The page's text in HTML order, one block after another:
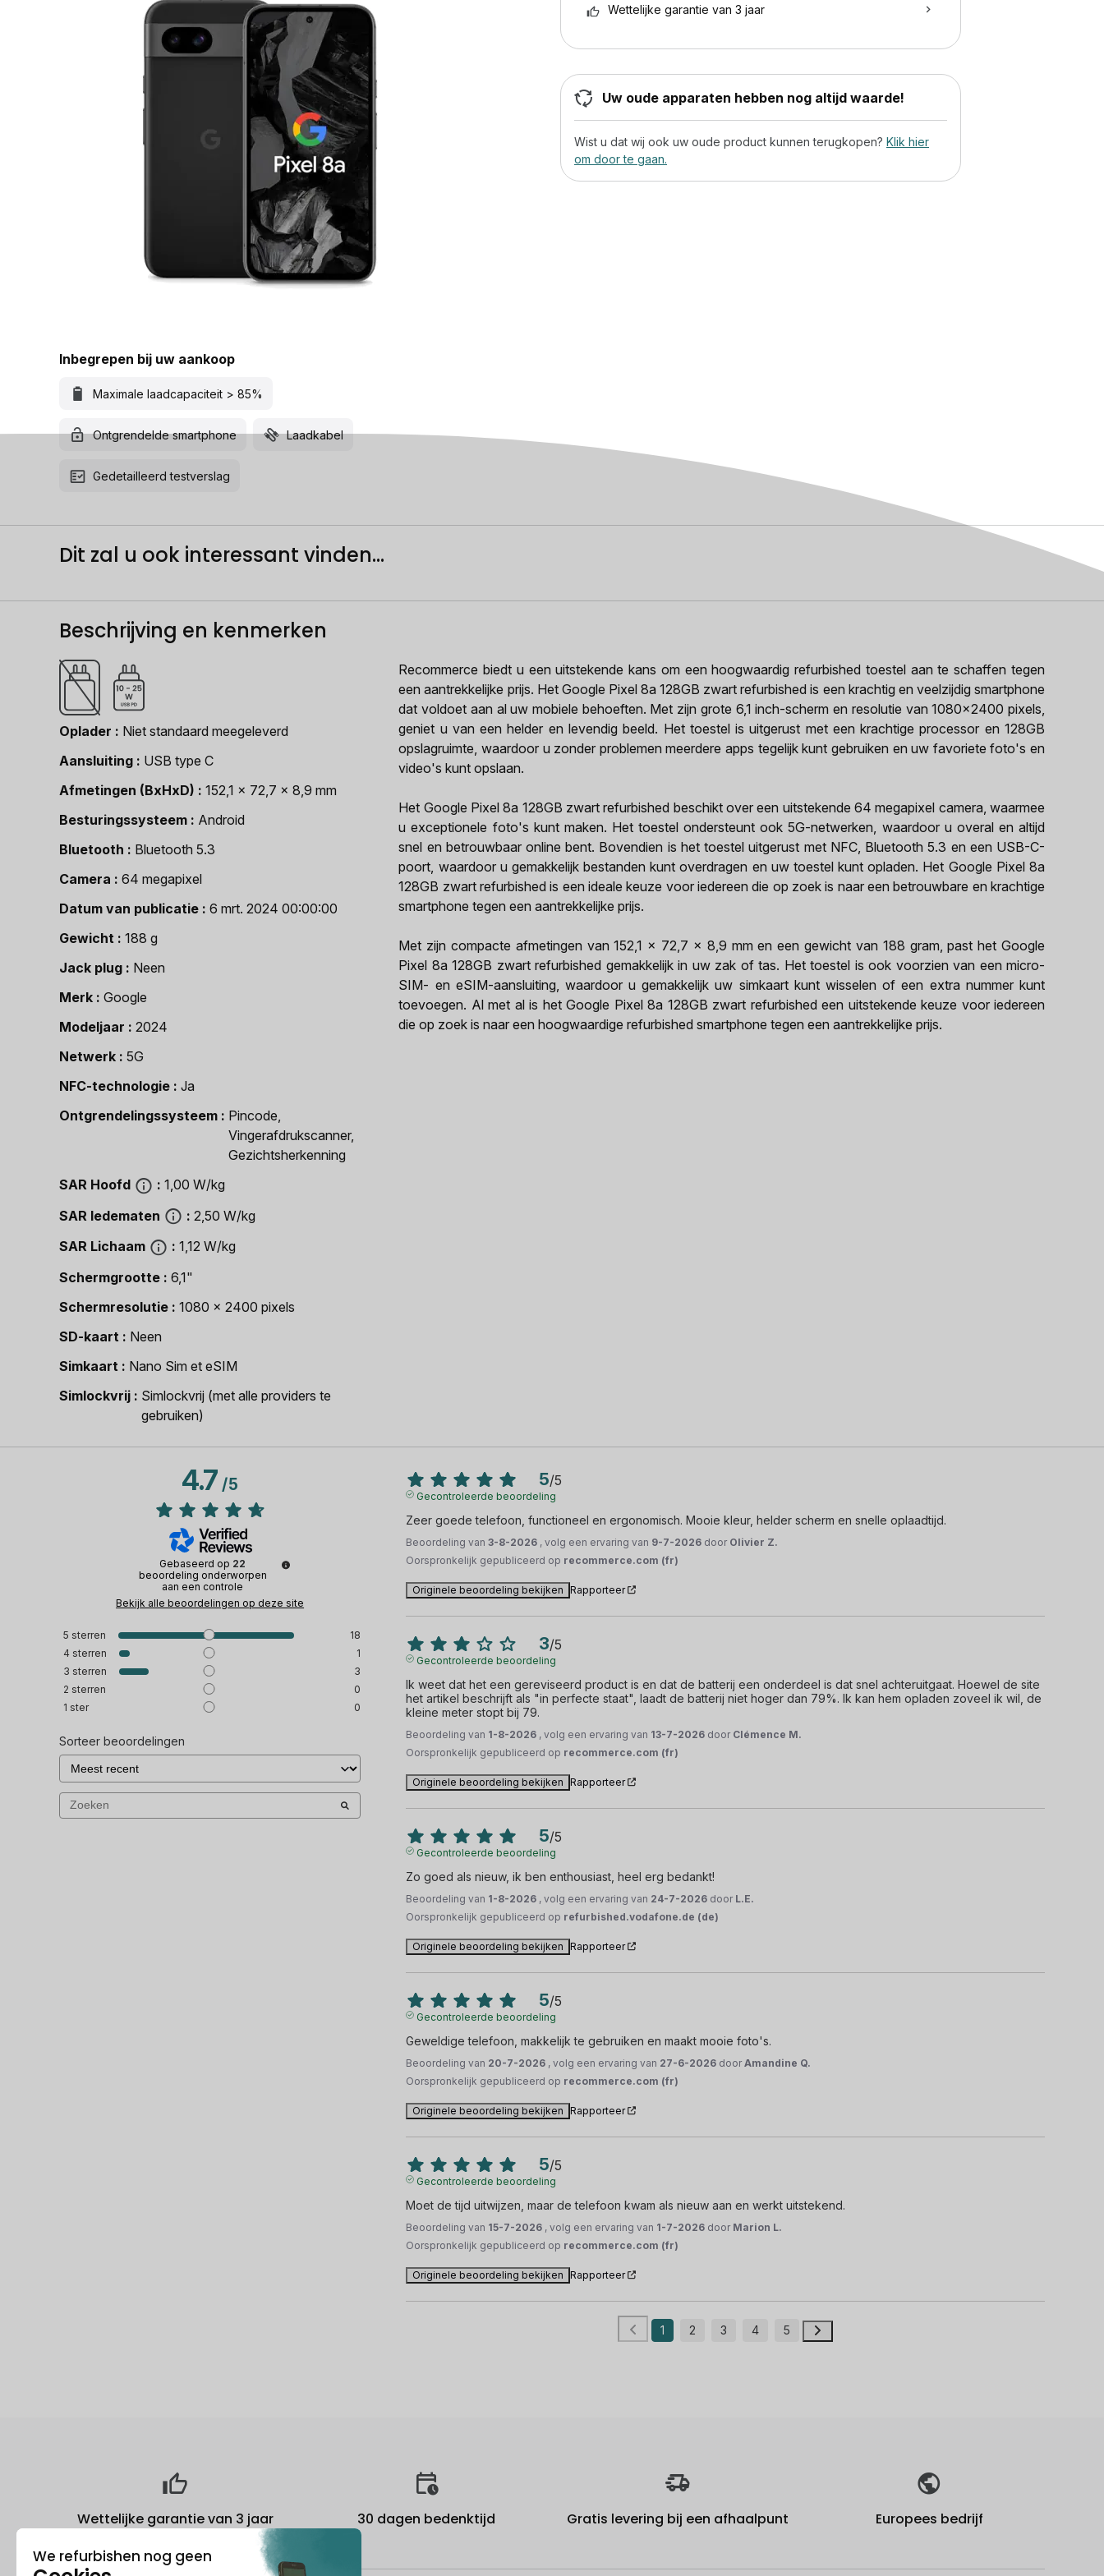
Inbegrepen bij uw aankoop
Maximale laadcapaciteit > 85%
Ontgrendelde smartphone Laadkabel
Gedetailleerd testverslag
Wettelijke garantie van 3 jaar
Uw oude apparaten hebben nog altijd waarde!
Wist u dat wij ook uw oude product kunnen terugkopen? Klik hier
om door te gaan.
Dit zal u ook interessant vinden...
Beschrijving en kenmerken
Oplader
Niet standaard meegeleverd
Aansluiting
USB type C
Afmetingen (BxHxD)
152,1 x 72,7 x 8,9 mm
Besturingssysteem
Android
Bluetooth
Bluetooth 5.3
Camera
64 megapixel
Datum van publicatie
6 mrt. 2024 00:00:00
Gewicht
188 g
Jack plug
Neen
Merk
Google
Modeljaar
2024
Netwerk
5G
NFC-technologie
Ja
Ontgrendelingssysteem
Pincode,
Vingerafdrukscanner,
Gezichtsherkenning
SAR Hoofd
1,00 W/kg
SAR ledematen
2,50 W/kg
SAR Lichaam
1,12 W/kg
Schermgrootte
6,1"
Schermresolutie
1080 x 2400 pixels
SD-kaart
Neen
Simkaart
Nano Sim et eSIM
Simlockvrij
Simlockvrij (met alle providers te
gebruiken)
Recommerce biedt u een uitstekende kans om een hoogwaardig refurbished toestel aan te schaffen tegen
een aantrekkelijke prijs. Het Google Pixel 8a 128GB zwart refurbished is een krachtig en veelzijdig smartphone
dat voldoet aan al uw mobiele behoeften. Met zijn grote 6,1 inch-scherm en resolutie van 1080x2400 pixels,
geniet u van een helder en levendig beeld. Het toestel is uitgerust met een krachtige processor en 128GB
opslagruimte, waardoor u zonder problemen meerdere apps tegelijk kunt gebruiken en uw favoriete foto's en
video's kunt opslaan.
Het Google Pixel 8a 128GB zwart refurbished beschikt over een uitstekende 64 megapixel camera, waarmee
u exceptionele foto's kunt maken. Het toestel ondersteunt ook 5G-netwerken, waardoor u overal en altijd
snel en betrouwbaar online bent. Bovendien is het toestel uitgerust met NFC, Bluetooth 5.3 en een USB-C-
poort, waardoor u gemakkelijk bestanden kunt overdragen en uw toestel kunt opladen. Het Google Pixel 8a
128GB zwart refurbished is een ideale keuze voor iedereen die op zoek is naar een betrouwbare en krachtige
smartphone tegen een aantrekkelijke prijs.
Met zijn compacte afmetingen van 152,1 x 72,7 x 8,9 mm en een gewicht van 188 gram, past het Google
Pixel 8a 128GB zwart refurbished gemakkelijk in uw zak of tas. Het toestel is ook voorzien van een micro-
SIM- en eSIM-aansluiting, waardoor u gemakkelijk uw simkaart kunt wisselen of een extra nummer kunt
toevoegen. Al met al is het Google Pixel 8a 128GB zwart refurbished een uitstekende keuze voor iedereen
die op zoek is naar een hoogwaardige refurbished smartphone tegen een aantrekkelijke prijs.
4.7/5
Gebaseerd op 22
beoordeling onderworpen
aan een controle
Bekijk alle beoordelingen op deze site
5 sterren
18
4 sterren
1
3 sterren
3
2 sterren
0
1 ster 0
Sorteer beoordelingen
5/5
Gecontroleerde beoordeling
Zeer goede telefoon, functioneel en ergonomisch. Mooie kleur, helder scherm en snelle oplaadtijd.
Beoordeling van3-8-2026 , volg een ervaring van 9-7-2026 door Olivier Z.
Oorspronkelijk gepubliceerd op recommerce.com (fr)
Originele beoordeling bekijken Rapporteer
3/5
Gecontroleerde beoordeling
Ik weet dat het een gereviseerd product is en dat de batterij een onderdeel is dat snel achteruitgaat. Hoewel de site
het artikel beschrijft als "in perfecte staat", laadt de batterij niet hoger dan 79%. Ik kan hem opladen zoveel ik wil, de
kleine meter stopt bij 79.
Beoordeling van 1-8-2026 , volg een ervaring van 13-7-2026 door Clémence M.
Oorspronkelijk gepubliceerd op recommerce.com (fr)
Originele beoordeling bekijken Rapporteer
5/5
Gecontroleerde beoordeling
Zo goed als nieuw, ik ben enthousiast, heel erg bedankt!
Beoordeling van 1-8-2026 , volg een ervaring van 24-7-2026 door L.E.
Oorspronkelijk gepubliceerd op refurbished.vodafone.de (de)
Originele beoordeling bekijken Rapporteer
5/5
Gecontroleerde beoordeling
Geweldige telefoon, makkelijk te gebruiken en maakt mooie foto's.
Beoordeling van 20-7-2026 , volg een ervaring van 27-6-2026 doorAmandine Q.
Oorspronkelijk gepubliceerd op recommerce.com (fr)
Originele beoordeling bekijken Rapporteer
5/5
Gecontroleerde beoordeling
Moet de tijd uitwijzen, maar de telefoon kwam als nieuw aan en werkt uitstekend.
Beoordeling van 15-7-2026 , volg een ervaring van 1-7-2026 door Marion L.
Oorspronkelijk gepubliceerd op recommerce.com (fr)
Originele beoordeling bekijken Rapporteer
1 2 3 4 5
Wettelijke garantie van 3 jaar 30 dagen bedenktijd Gratis levering bij een afhaalpunt Europees bedrijf